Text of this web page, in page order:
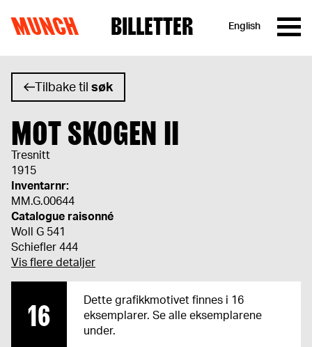
MUNCH BILLETTER English
Tilbake til søk
MOT SKOGEN II
Tresnitt
1915
Inventarnr:
MM.G.00644
Catalogue raisonné
Woll G 541
Schiefler 444
Vis flere detaljer
16
Dette grafikkmotivet finnes i 16
eksemplarer. Se alle eksemplarene
under.